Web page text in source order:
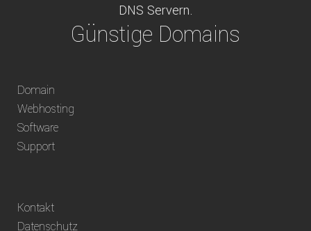
DNS Servern.
Günstige Domains
weltweit verfügbare Domains inklusive
Vorkasse oder über ein andere verfügbare
Domain
Webhosting
Software
Support
Kontakt
Datenschutz